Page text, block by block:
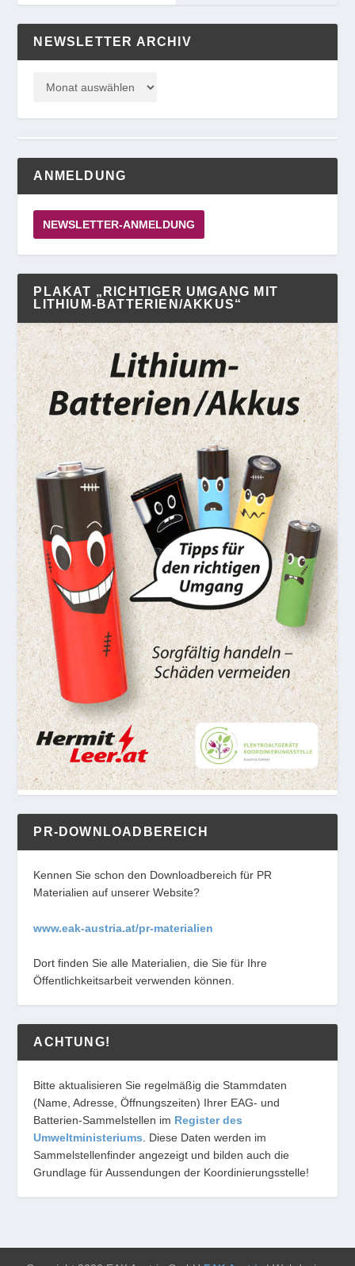
NEWSLETTER ARCHIV
ANMELDUNG
NEWSLETTER-ANMELDUNG
PLAKAT „RICHTIGER UMGANG MIT
LITHIUM-BATTERIEN/AKKUS“
PR-DOWNLOADBEREICH
Kennen Sie schon den Downloadbereich für PR
Materialien auf unserer Website?
www.eak-austria.at/pr-materialien
Dort finden Sie alle Materialien, die Sie für Ihre
Öffentlichkeitsarbeit verwenden können.
ACHTUNG!
Bitte aktualisieren Sie regelmäßig die Stammdaten
(Name, Adresse, Öffnungszeiten) Ihrer EAG- und
Batterien-Sammelstellen im Register des
Umweltministeriums . Diese Daten werden im
Sammelstellenfinder angezeigt und bilden auch die
Grundlage für Aussendungen der Koordinierungsstelle!